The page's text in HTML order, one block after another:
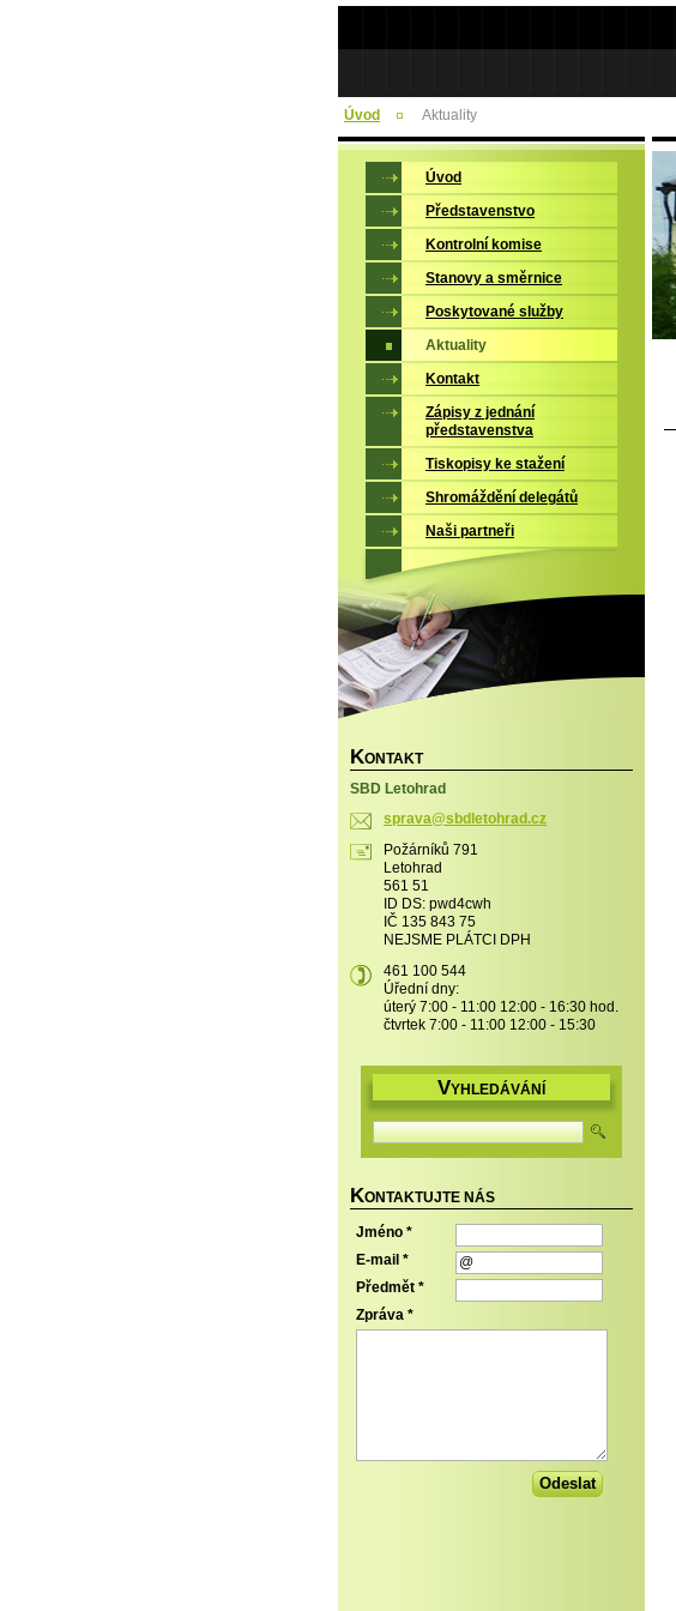
Úvod Aktuality
Úvod
Představenstvo
Kontrolní komise
Stanovy a směrnice
Poskytované služby
Aktuality
Kontakt
Zápisy z jednání
představenstva
Tiskopisy ke stažení
Shromáždění delegátů
Naši partneři
KONTAKT
SBD Letohrad
sprava@s bdletohrad.cz
Požárníků 791
Letohrad
561 51
ID DS: pwd4cwh
IČ 135 843 75
NEJSME PLÁTCI DPH
461 100 544
Úřední dny:
úterý 7:00 - 11:00 12:00 - 16:30 hod.
čtvrtek 7:00 - 11:00 12:00 - 15:30
VYHLEDÁVÁNÍ
KONTAKTUJTE NÁS
Jméno *
E-mail *
Předmět *
Zpráva *
Odeslat